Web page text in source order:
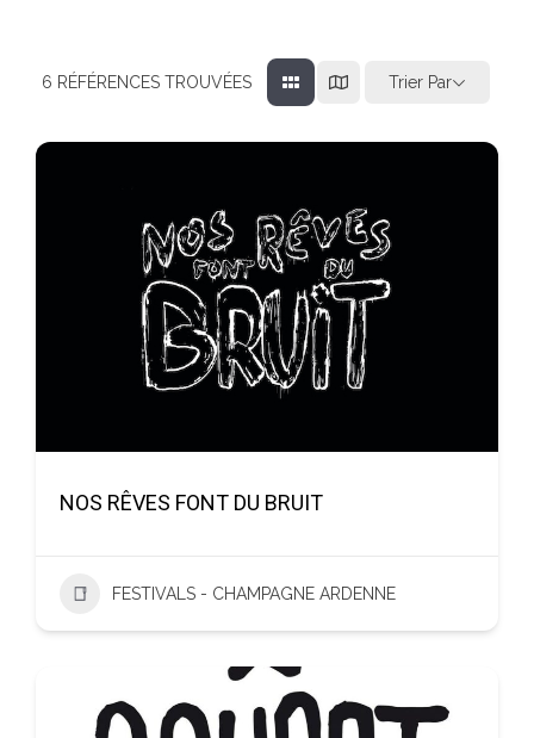
6 RÉFÉRENCES TROUVÉES Trier Par
NOS RÊVES FONT DU BRUIT
FESTIVALS - CHAMPAGNE ARDENNE